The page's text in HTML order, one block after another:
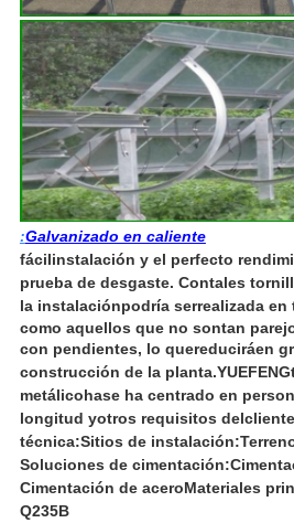
:Galvanizado en caliente
fácilinstalación y el perfecto
prueba de desgaste. Contales
la instalaciónpodría serrealizada en
como aquellos que no sontan
con pendientes, lo quereduciráen
construcción de la planta.YUEFENG
metálicohase ha centrado en
longitud yotros requisitos del
técnica:Sitios de instalación:
Soluciones de cimentación:
Cimentación de aceroMateriales
Q235B